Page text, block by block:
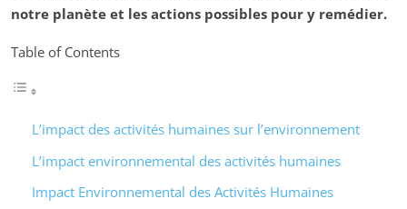
notre planète et les actions possibles pour y remédier.
Table of Contents
L’impact des activités humaines sur l’environnement
L’impact environnemental des activités humaines
Impact Environnemental des Activités Humaines